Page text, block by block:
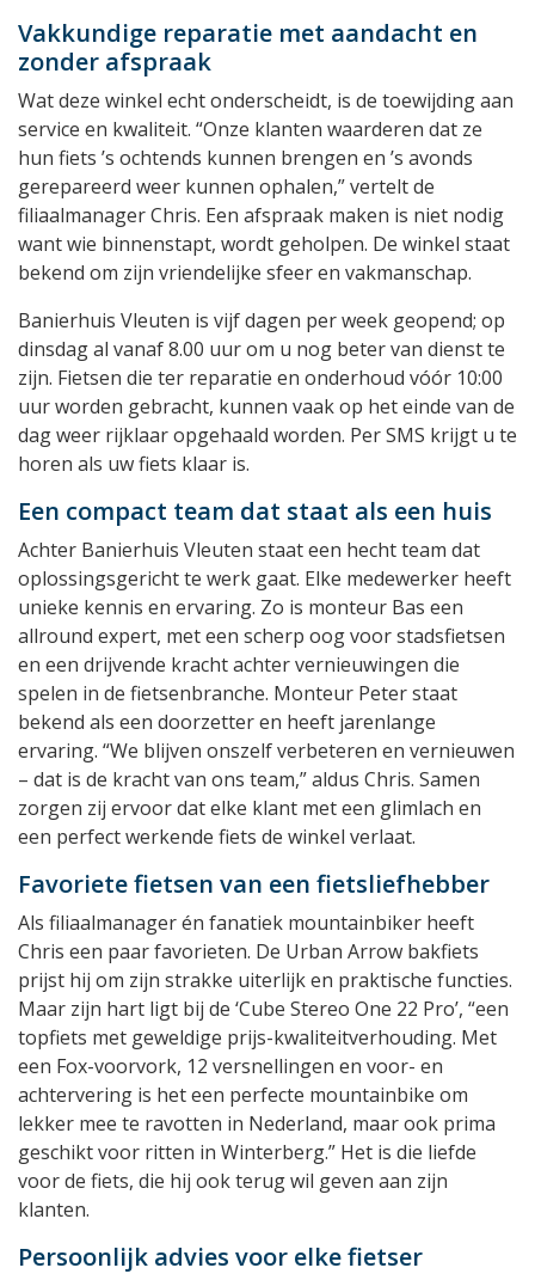
Vakkundige reparatie met aandacht en
zonder afspraak
Wat deze winkel echt onderscheidt, is de toewijding aan
service en kwaliteit. “Onze klanten waarderen dat ze
hun fiets ’s ochtends kunnen brengen en ’s avonds
gerepareerd weer kunnen ophalen,” vertelt de
filiaalmanager Chris. Een afspraak maken is niet nodig
want wie binnenstapt, wordt geholpen. De winkel staat
bekend om zijn vriendelijke sfeer en vakmanschap.
Banierhuis Vleuten is vijf dagen per week geopend; op
dinsdag al vanaf 8.00 uur om u nog beter van dienst te
zijn. Fietsen die ter reparatie en onderhoud vóór 10:00
uur worden gebracht, kunnen vaak op het einde van de
dag weer rijklaar opgehaald worden. Per SMS krijgt u te
horen als uw fiets klaar is.
Een compact team dat staat als een huis
Achter Banierhuis Vleuten staat een hecht team dat
oplossingsgericht te werk gaat. Elke medewerker heeft
unieke kennis en ervaring. Zo is monteur Bas een
allround expert, met een scherp oog voor stadsfietsen
en een drijvende kracht achter vernieuwingen die
spelen in de fietsenbranche. Monteur Peter staat
bekend als een doorzetter en heeft jarenlange
ervaring. “We blijven onszelf verbeteren en vernieuwen
– dat is de kracht van ons team,” aldus Chris. Samen
zorgen zij ervoor dat elke klant met een glimlach en
een perfect werkende fiets de winkel verlaat.
Favoriete fietsen van een fietsliefhebber
Als filiaalmanager én fanatiek mountainbiker heeft
Chris een paar favorieten. De Urban Arrow bakfiets
prijst hij om zijn strakke uiterlijk en praktische functies.
Maar zijn hart ligt bij de ‘Cube Stereo One 22 Pro’, “een
topfiets met geweldige prijs-kwaliteitverhouding. Met
een Fox-voorvork, 12 versnellingen en voor- en
achtervering is het een perfecte mountainbike om
lekker mee te ravotten in Nederland, maar ook prima
geschikt voor ritten in Winterberg.” Het is die liefde
voor de fiets, die hij ook terug wil geven aan zijn
klanten.
Persoonlijk advies voor elke fietser